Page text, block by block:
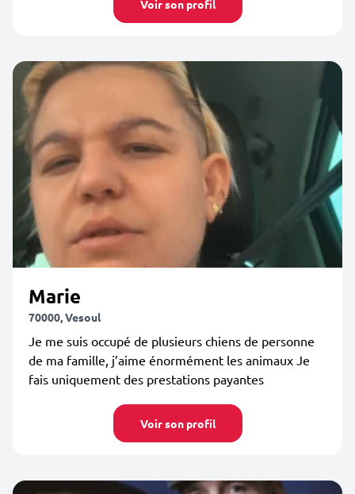
Voir son profil
Marie
70000, Vesoul
Je me suis occupé de plusieurs chiens de personne
de ma famille, j’aime énormément les animaux Je
fais uniquement des prestations payantes
Voir son profil